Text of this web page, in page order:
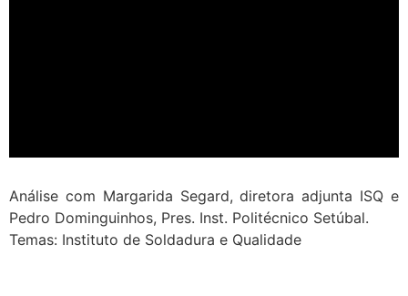
Análise com Margarida Segard, diretora adjunta ISQ e
Pedro Dominguinhos, Pres. Inst. Politécnico Setúbal.
Temas: Instituto de Soldadura e Qualidade